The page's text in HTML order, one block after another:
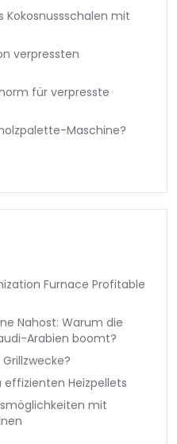
mit
verpressten
für verpresste
Maschine?
Furnace Profitable
Nahost: Warum die
Arabien boomt?
effizienten Heizpellets
mit